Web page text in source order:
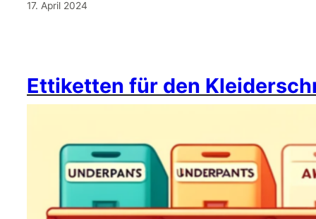
17. April 2024
Ettiketten für den